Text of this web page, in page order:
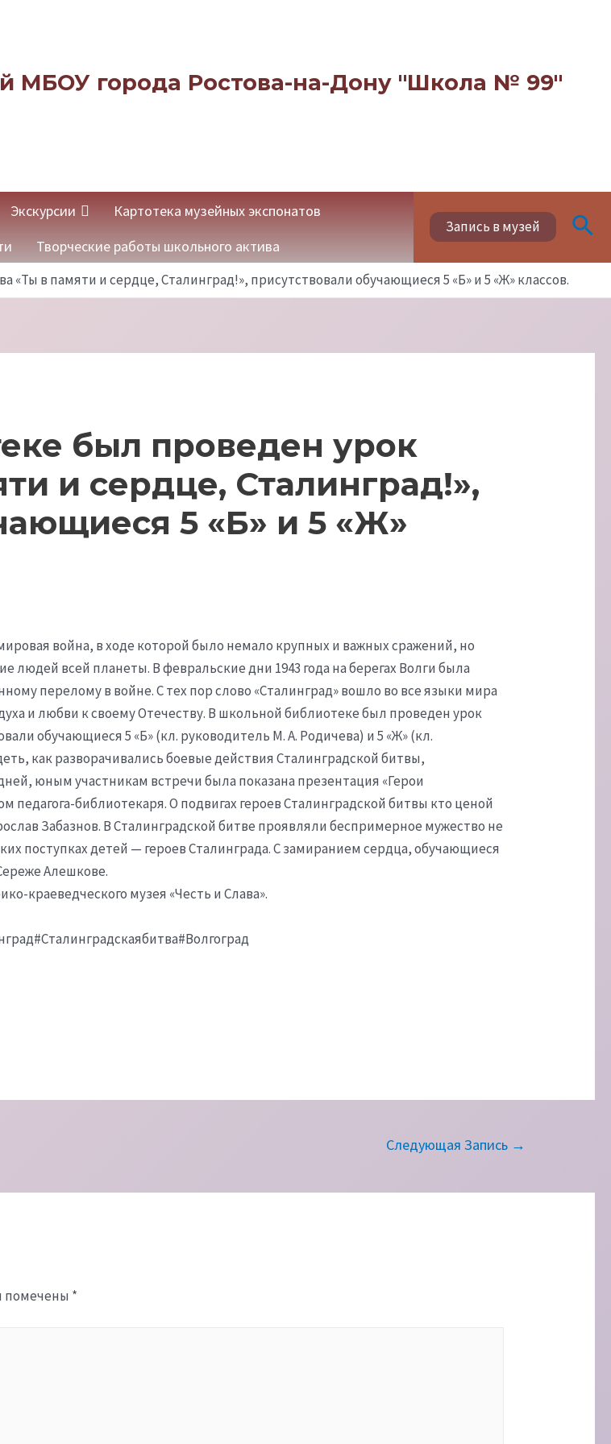
МБОУ города Ростова-на-Дону "Школа № 99"
Экскурсии
Картотека музейных экспонатов
Творческие работы школьного актива
Запись в музей
в памяти и сердце, Сталинград!», присутствовали обучающиеся 5 «Б» и 5 «Ж» классов.
был проведен урок
и сердце, Сталинград!»,
5 «Б» и 5 «Ж»
война, в ходе которой было немало крупных и важных сражений, но
людей всей планеты. В февральские дни 1943 года на берегах Волги была
перелому в войне. С тех пор слово «Сталинград» вошло во все языки мира
и любви к своему Отечеству. В школьной библиотеке был проведен урок
обучающиеся 5 «Б» (кл. руководитель М. А. Родичева) и 5 «Ж» (кл.
как разворачивались боевые действия Сталинградской битвы,
юным участникам встречи была показана презентация «Герои
педагога-библиотекаря. О подвигах героев Сталинградской битвы кто ценой
Забазнов. В Сталинградской битве проявляли беспримерное мужество не
поступках детей — героев Сталинграда. С замиранием сердца, обучающиеся
Алешкове.
краеведческого музея «Честь и Слава».
Следующая Запись →
помечены *